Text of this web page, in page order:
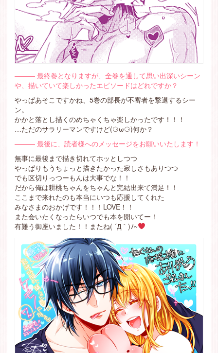
――― 最終巻となりますが、全巻を通して思い出深いシーン
や、描いていて楽しかったエピソードはどれですか？
やっぱあそこですかね、5巻の部長が不審者を撃退するシー
ン。
かかと落とし描くのめちゃくちゃ楽しかったです！！！
…ただのサラリーマンですけど(⚆ω⚆)何か？
――― 最後に、読者様へのメッセージをお願いいたします！
無事に最後まで描き切れてホッとしつつ
やっぱりもうちょっと描きたかった寂しさもありつつ
でも区切りっつーもんは大事でな！！
だから俺は耕桃ちゃんをちゃんと完結出来て満足！！
ここまで来れたのも本当にいつも応援してくれた
みなさまのおかげです！！！LOVE！！
また会いたくなったらいつでも本を開いてー！
有難う御座いました！！またね( ´Д｀)ﾉ~